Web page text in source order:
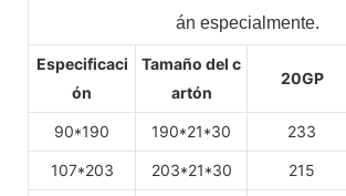
án especialmente.
Especificaci
ón
Tamaño del c
artón
20GP
90*190 190*21*30 233
107*203 203*21*30 215